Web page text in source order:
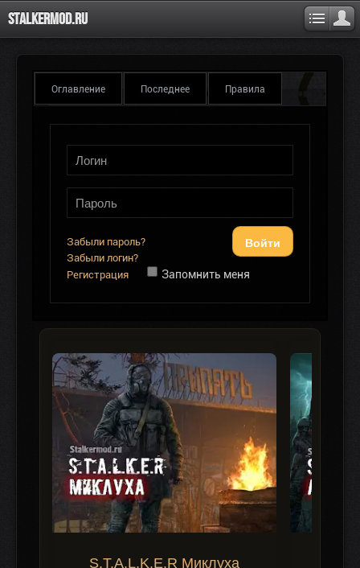
Stalkermod.ru
Оглавление Последнее Правила
Войти
Забыли пароль?
Забыли логин?
Регистрация
Запомнить меня
S.T.A.L.K.E.R Миклуха